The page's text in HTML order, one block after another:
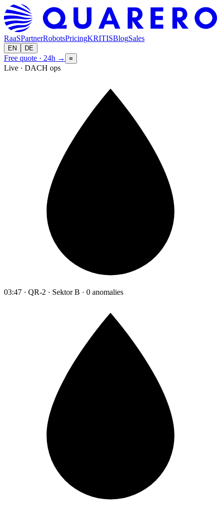
RaaSPartnerRobotsPricingKRITISBlogSales
EN DE
Free quote · 24h → ≡
Live · DACH ops
03:47 · QR-2 · Sektor B · 0 anomalies